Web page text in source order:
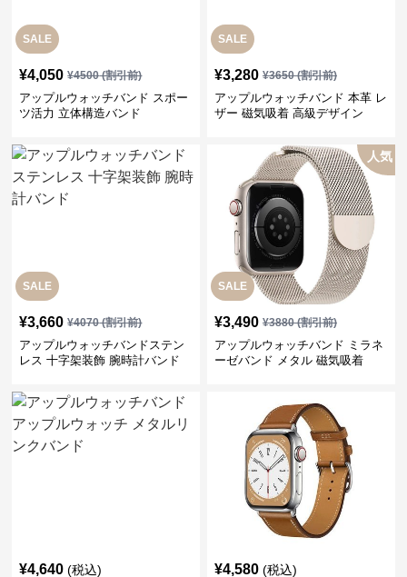
SALE
¥4,050 ¥4500(割引前)
アップルウォッチバンド スポー
ツ活力 立体構造バンド
SALE
¥3,280 ¥3650(割引前)
アップルウォッチバンド 本革 レ
ザー 磁気吸着 高級デザイン
SALE
¥3,660 ¥4070(割引前)
アップルウォッチバンドステン
レス 十字架装飾 腕時計バンド
SALE
人気
¥3,490 ¥3880(割引前)
アップルウォッチバンド ミラネ
ーゼバンド メタル 磁気吸着
¥4,640 (税込) ¥4,580 (税込)